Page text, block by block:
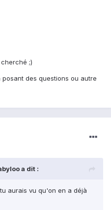
;)
des questions ou autre
a dit :
aurais vu qu'on en a déjà